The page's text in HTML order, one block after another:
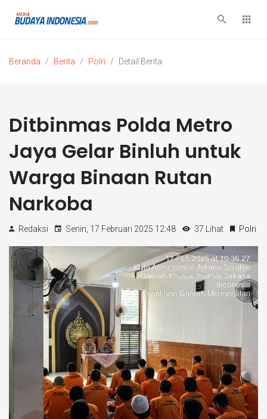
Beranda Berita Polri Detail Berita
Ditbinmas Polda Metro
Jaya Gelar Binluh untuk
Warga Binaan Rutan
Narkoba
Redaksi Senin, 17 Februari 2025 12:48 37 Lihat Polri